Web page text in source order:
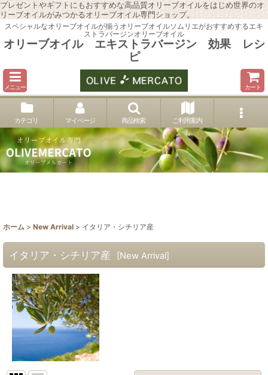
プレゼントやギフトにもおすすめな高品質オリーブオイルをはじめ世界のオ
リーブオイルがみつかるオリーブオイル専門ショップ。
スペシャルなオリーブオイルが揃うオリーブオイルソムリエがおすすめするエキ
ストラバージンオリーブオイル
オリーブオイル エキストラバージン 効果 レシ
ピ
メニュー カート
カテゴリ マイページ 商品検索 ご利用案内
ホーム > New Arrival > イタリア・シチリア産
イタリア・シチリア産 [New Arrival]